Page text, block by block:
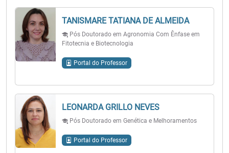
TANISMARE TATIANA DE ALMEIDA
Pós Doutorado em Agronomia Com Ênfase em
Fitotecnia e Biotecnologia
Portal do Professor
LEONARDA GRILLO NEVES
Pós Doutorado em Genética e Melhoramentos
Portal do Professor